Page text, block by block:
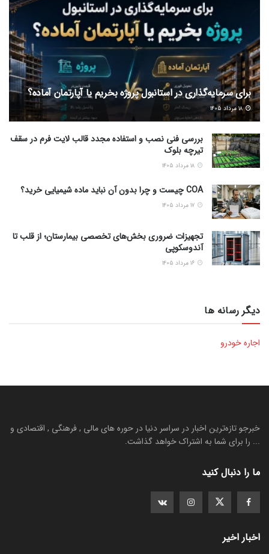
برای سرمایه‌گذاری در استانبول پروژه بخریم یا آپارتمان آماده؟
۱۸ مرداد ۱۴۰۵
بررسی فنی نصب و استفاده مجدد قالب لایت فرم در سقف
تیرچه بلوک
COA چیست و چرا بدون آن نباید ماده شیمیایی خرید؟
تجهیزات ضروری بخش‌های تخصصی بیمارستان؛ از قلب تا
آندوسکوپی
دیگر رسانه ها
اجاره خودرو
خبرجو تازه‌ترین اخبار در سراسر دنیا در حوره های مالی , فرهنگی , اقتصادی و
... را برای شما به اشتراک خواهد گذاشت.
ما را دنبال کنید
اخبار اخیر